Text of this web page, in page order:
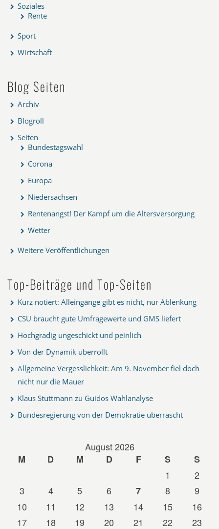
Soziales
Rente
Sport
Wirtschaft
Blog Seiten
Archiv
Blogroll
Seiten
Bundestagswahl
Corona
Europa
Niedersachsen
Rentenangst! Der Kampf um die Altersversorgung
Wetter
Weitere Veröffentlichungen
Top-Beiträge und Top-Seiten
Kurz notiert: Alleingänge gibt es nicht, nur Ablenkung
CSU braucht gute Umfragewerte und GMS liefert
Hochgradig ungeschickt und peinlich
Von der Dynamik überrollt
Allgemeine Vergesslichkeit: Am 9. November fiel doch
nicht nur die Mauer
Klaus Stuttmann zu Guidos Wahlanalyse
Bundesregierung von der Demokratie überrascht
August 2026
M
D M D F S
S
1
2
3
4 5 6 7 8
9
10
11 12 13 14 15
16
17
18 19 20 21 22
23